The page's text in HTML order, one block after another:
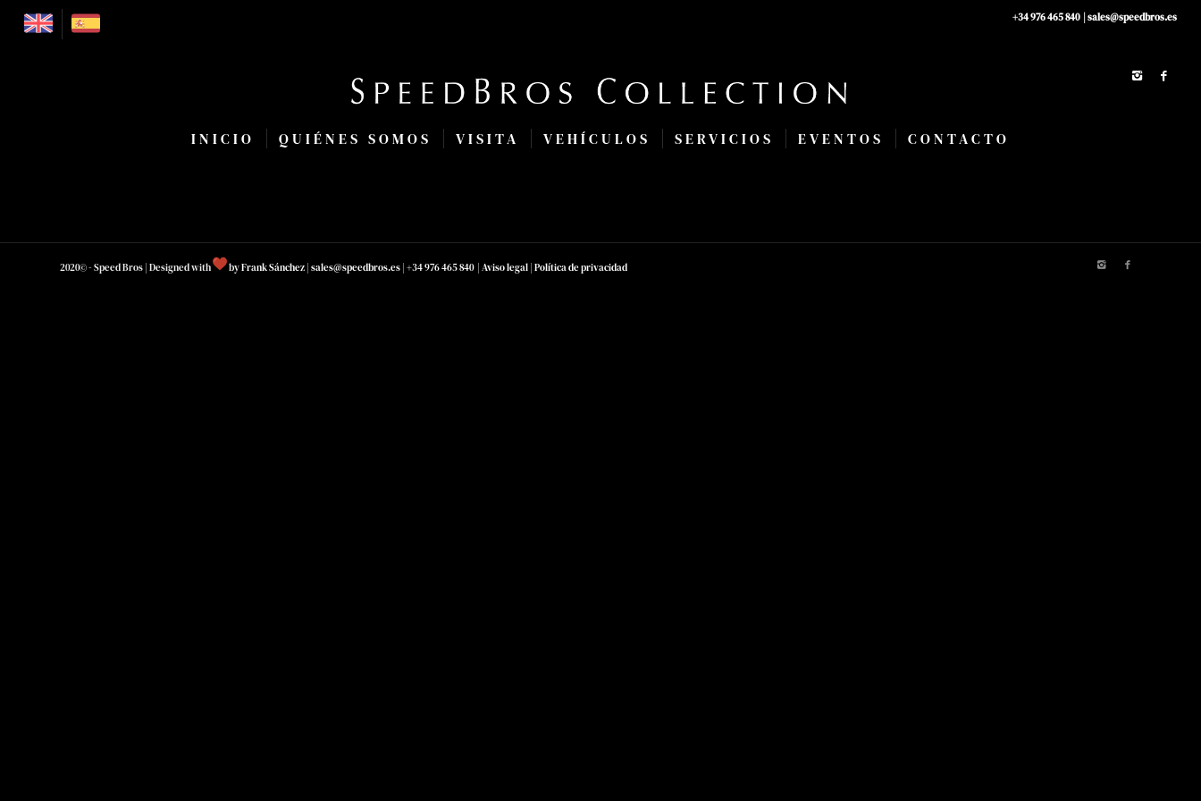
+34 976 465 840 |sales@speedbros.es
INICIO QUIÉNES SOMOS VISITA VEHÍCULOS SERVICIOS EVENTOS CONTACTO
2020© - Speed Bros | Designed with byFrank Sánchez sales@speedbros.es +34 976 465 840 Aviso legal Política de privacidad